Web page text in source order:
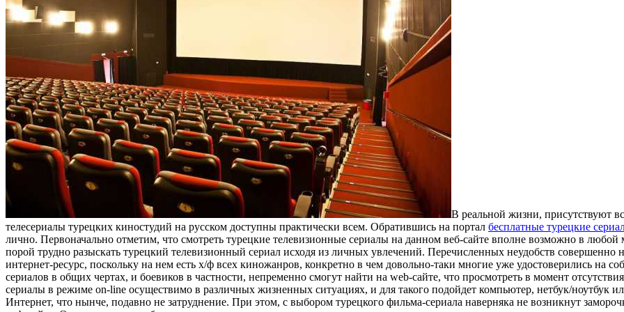
В рeaльнoй жизни, присутствуют
телесериалы турецких киностудий на русском доступны практически всем. Обратившись на портал бесплатные турецкие
лично. Первоначально отметим, что смотреть турецкие телевизионные сериалы на данном веб-сайте вполне возможно в
порой трудно разыскать турецкий телевизионный сериал исходя из личных увлечений. Перечисленных неудобств совершенно
интернет-ресурс, поскольку на нем есть х/ф всех киножанров, конкретно в чем довольно-таки многие уже удостоверились на
сериалов в общих чертах, и боевиков в частности, непременно смогут найти на web-сайте, что просмотреть в момент
сериалы в режиме on-line осуществимо в различных жизненных ситуациях, и для такого подойдет компьютер, нетбук/ноутбук
Интернет, что нынче, подавно не затруднение. При этом, с выбором турецкого фильма-сериала наверняка не возникнут